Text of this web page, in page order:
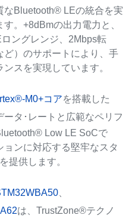
なBluetooth® LEの統合を実
。+8dBmの出力電力と、
ングレンジ、2Mbps転
）のサポートにより、手
スを実現しています。
M0+コアを搭載した
ータ･レートと広範なペリフ
Low LE SoCで
ンに対応する堅牢なスタ
提供します。
、
は、TrustZone®テクノ